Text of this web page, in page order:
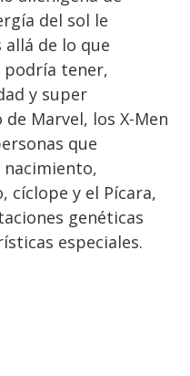
del sol le
de lo que
podría tener,
y super
Marvel, los X-Men
que
nacimiento,
cíclope y el Pícara,
genéticas
especiales.